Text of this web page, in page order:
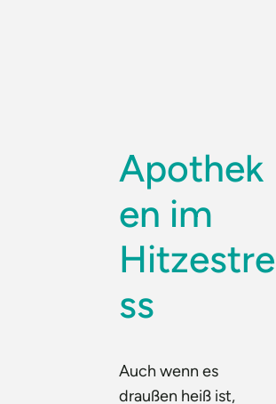
Apothek
en im
Hitzestre
ss
Auch wenn es
draußen heiß ist,